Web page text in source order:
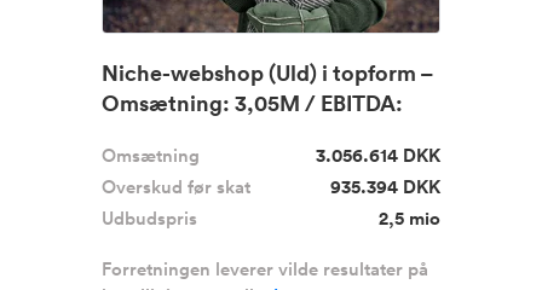
Niche-webshop (Uld) i topform –
Omsætning: 3,05M / EBITDA:
Omsætning
3.056.614 DKK
Overskud før skat
935.394 DKK
Udbudspris
2,5 mio
Forretningen leverer vilde resultater på